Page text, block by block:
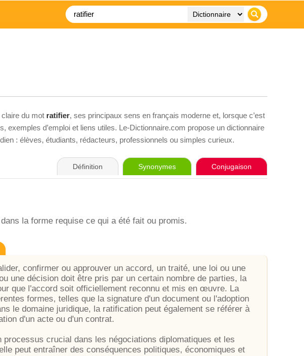
du mot ratifier, ses principaux sens en français moderne et, lorsque c’est
exemples d’emploi et liens utiles. Le-Dictionnaire.com propose un dictionnaire
: élèves, étudiants, rédacteurs, professionnels ou simples curieux.
Définition Synonymes Conjugaison
la forme requise ce qui a été fait ou promis.
confirmer ou approuver un accord, un traité, une loi ou une
une décision doit être pris par un certain nombre de parties, la
que l'accord soit officiellement reconnu et mis en œuvre. La
formes, telles que la signature d'un document ou l'adoption
le domaine juridique, la ratification peut également se référer à
d'un acte ou d'un contrat.
crucial dans les négociations diplomatiques et les
peut entraîner des conséquences politiques, économiques et